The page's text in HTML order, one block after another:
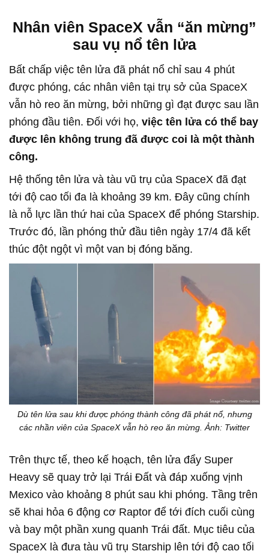
Nhân viên SpaceX vẫn “ăn mừng”
sau vụ nổ tên lửa
Bất chấp việc tên lửa đã phát nổ chỉ sau 4 phút
được phóng, các nhân viên tại trụ sở của SpaceX
vẫn hò reo ăn mừng, bởi những gì đạt được sau lần
phóng đầu tiên. Đối với họ, việc tên lửa có thể bay
được lên không trung đã được coi là một thành
công.
Hệ thống tên lửa và tàu vũ trụ của SpaceX đã đạt
tới độ cao tối đa là khoảng 39 km. Đây cũng chính
là nỗ lực lần thứ hai của SpaceX để phóng Starship.
Trước đó, lần phóng thử đầu tiên ngày 17/4 đã kết
thúc đột ngột vì một van bị đóng băng.
Dù tên lửa sau khi được phóng thành công đã phát nổ, nhưng
các nhần viên của SpaceX vẫn hò reo ăn mừng. Ảnh: Twitter
Trên thực tế, theo kế hoạch, tên lửa đẩy Super
Heavy sẽ quay trở lại Trái Đất và đáp xuống vịnh
Mexico vào khoảng 8 phút sau khi phóng. Tầng trên
sẽ khai hỏa 6 động cơ Raptor để tới đích cuối cùng
và bay một phần xung quanh Trái đất. Mục tiêu của
SpaceX là đưa tàu vũ trụ Starship lên tới độ cao tối